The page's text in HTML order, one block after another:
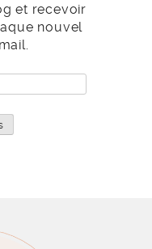
et recevoir
nouvel